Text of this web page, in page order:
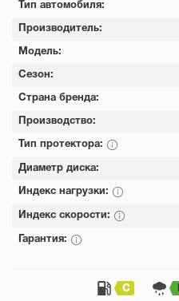
Тип автомобиля:
Производитель:
Модель:
Сезон:
Страна бренда:
Производство:
Тип протектора:
Диаметр диска:
Индекс нагрузки:
Индекс скорости:
Гарантия:
C